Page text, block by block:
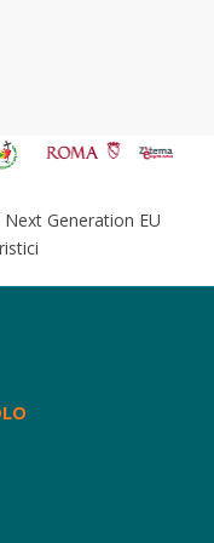
Generation EU